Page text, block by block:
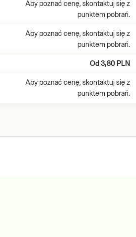
Aby poznać cenę, skontaktuj się z
punktem pobrań.
Aby poznać cenę, skontaktuj się z
punktem pobrań.
Od 3,80 PLN
Aby poznać cenę, skontaktuj się z
punktem pobrań.